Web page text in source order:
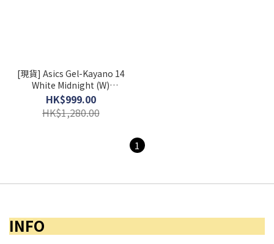
[現貨] Asics Gel-Kayano 14
White Midnight (W)
1202A056-109
HK$999.00
HK$1,280.00
1
INFO